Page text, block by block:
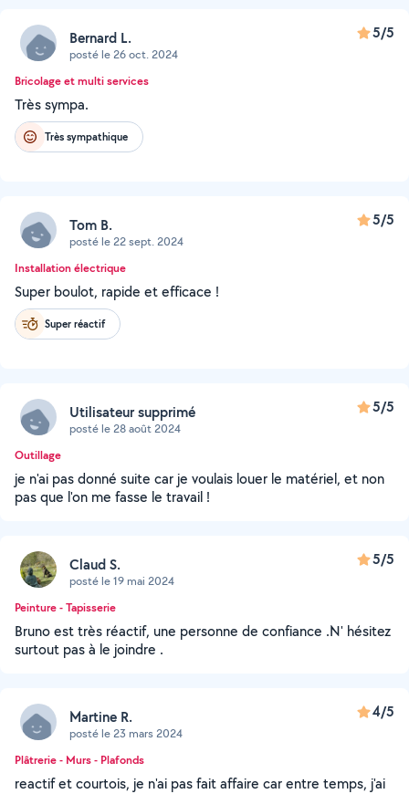
Bernard L.
posté le 26 oct. 2024
5/5
Bricolage et multi services
Très sympa.
Très sympathique
Tom B.
posté le 22 sept. 2024
5/5
Installation électrique
Super boulot, rapide et efficace !
Super réactif
Utilisateur supprimé
posté le 28 août 2024
5/5
Outillage
je n'ai pas donné suite car je voulais louer le matériel, et non
pas que l'on me fasse le travail !
Claud S.
posté le 19 mai 2024
5/5
Peinture - Tapisserie
Bruno est très réactif, une personne de confiance .N' hésitez
surtout pas à le joindre .
Martine R.
posté le 23 mars 2024
4/5
Plâtrerie - Murs - Plafonds
reactif et courtois, je n'ai pas fait affaire car entre temps, j'ai